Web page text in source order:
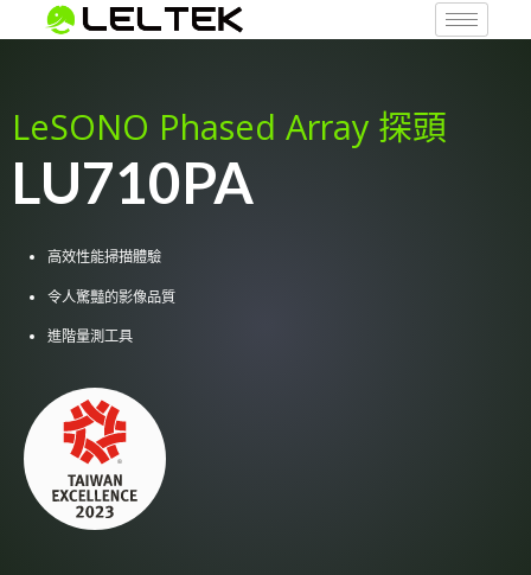
LeSONO Phased Array 探頭
LU710PA
高效性能掃描體驗
令人驚豔的影像品質
進階量測工具